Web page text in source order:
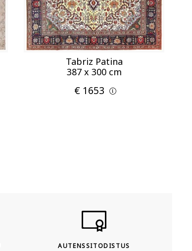
Tabriz Patina
387 x 300 cm
€ 1653
AUTENSSITODISTUS